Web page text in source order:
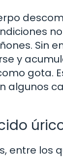
Sin
y
gota.
algunos
entre los